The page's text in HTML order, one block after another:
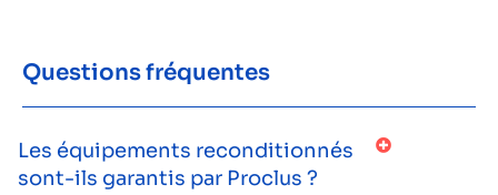
Questions fréquentes
Les équipements reconditionnés
sont-ils garantis par Proclus ?